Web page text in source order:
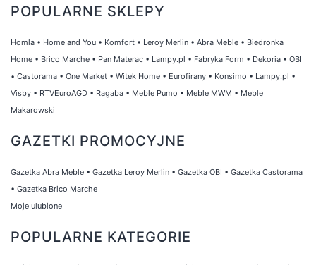
POPULARNE SKLEPY
Homla • Home and You • Komfort • Leroy Merlin • Abra Meble • Biedronka
Home • Brico Marche • Pan Materac • Lampy.pl • Fabryka Form • Dekoria • OBI
• Castorama • One Market • Witek Home • Eurofirany • Konsimo • Lampy.pl •
Visby • RTVEuroAGD • Ragaba • Meble Pumo • Meble MWM • Meble
Makarowski
GAZETKI PROMOCYJNE
Gazetka Abra Meble • Gazetka Leroy Merlin • Gazetka OBI • Gazetka Castorama
• Gazetka Brico Marche
Moje ulubione
POPULARNE KATEGORIE